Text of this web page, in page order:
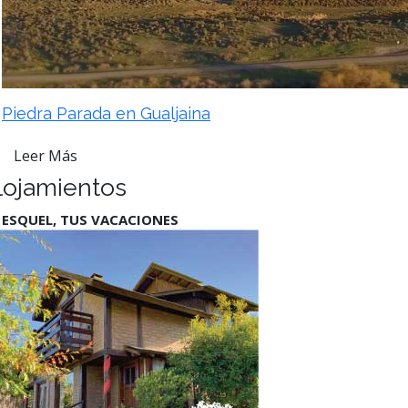
Piedra Parada en Gualjaina
Leer Más
TUS VACACIONES